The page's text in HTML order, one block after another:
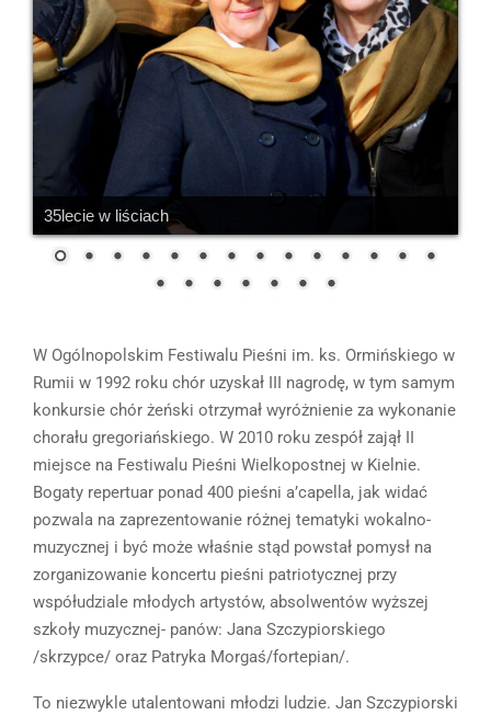
35lecie w liściach
W Ogólnopolskim Festiwalu Pieśni im. ks. Ormińskiego w
Rumii w 1992 roku chór uzyskał III nagrodę, w tym samym
konkursie chór żeński otrzymał wyróżnienie za wykonanie
chorału gregoriańskiego. W 2010 roku zespół zajął II
miejsce na Festiwalu Pieśni Wielkopostnej w Kielnie.
Bogaty repertuar ponad 400 pieśni a’capella, jak widać
pozwala na zaprezentowanie różnej tematyki wokalno-
muzycznej i być może właśnie stąd powstał pomysł na
zorganizowanie koncertu pieśni patriotycznej przy
współudziale młodych artystów, absolwentów wyższej
szkoły muzycznej- panów: Jana Szczypiorskiego
/skrzypce/ oraz Patryka Morgaś/fortepian/.
To niezwykle utalentowani młodzi ludzie. Jan Szczypiorski